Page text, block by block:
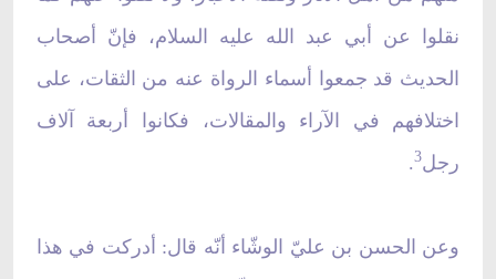
نقلوا عن أبي عبد الله عليه السلام، فإنّ أصحاب
الحديث قد جمعوا أسماء الرواة عنه من الثقات، على
اختلافهم في الآراء والمقالات، فكانوا أربعة آلاف
رجل3
.
وعن الحسن بن عليّ الوشّاء أنّه قال: أدركت في هذا